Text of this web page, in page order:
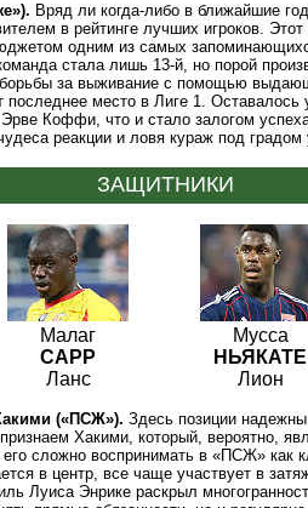
Вряд ли когда-либо в ближайшие
в рейтинге лучших игроков.
одним из самых
стала лишь 13-й, но порой
за выживание с помощью
место в Лиге 1. Оставалось
Коффи, что и стало залогом
реакции и ловя кураж под градом
ЗАЩИТНИКИ
Малаг
САРР
Ланс
Мусса
НЬЯКАТЕ
Лион
(«ПСЖ»). Здесь позиции
Хакими, который, вероятно,
сложно воспринимать в «ПСЖ» как
в центр, все чаще участвует в
Луиса Энрике раскрыл